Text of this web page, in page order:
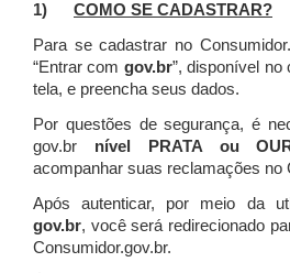
1) COMO SE CADASTRAR?
Para se cadastrar no
“Entrar com gov.br”, disponível no
tela, e preencha seus dados.
Por questões de segurança, é
gov.br nível PRATA ou
acompanhar suas reclamações no
Após autenticar, por meio da
gov.br, você será redirecionado
Consumidor.gov.br.